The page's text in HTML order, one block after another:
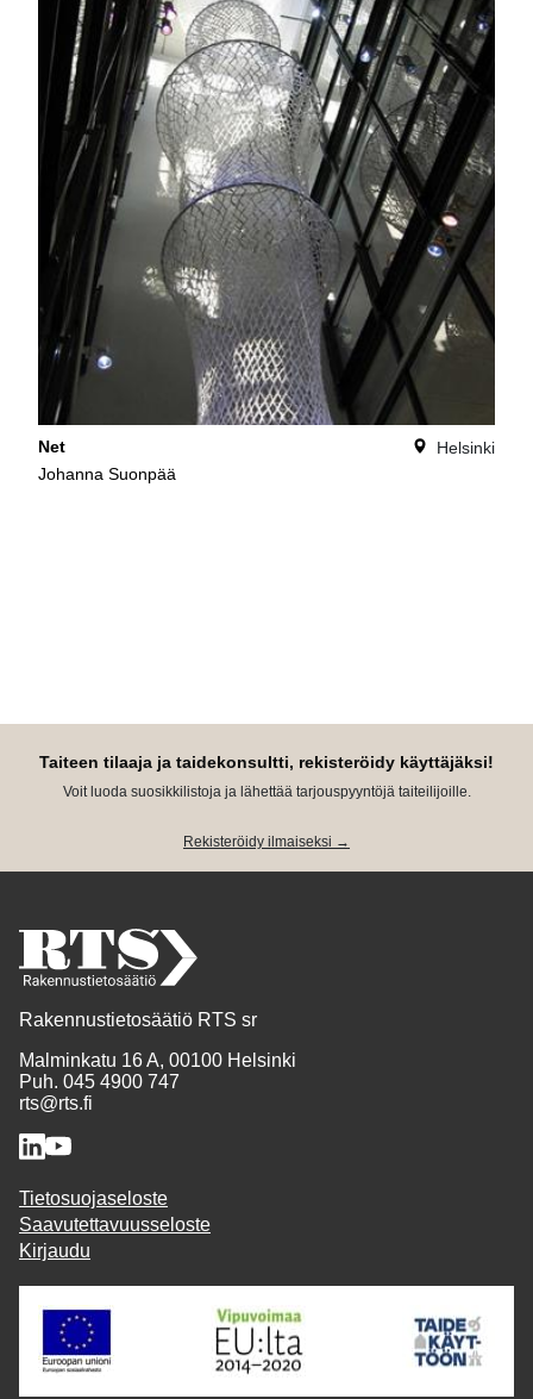
Net
Johanna Suonpää
Helsinki
Taiteen tilaaja ja taidekonsultti, rekisteröidy käyttäjäksi!
Voit luoda suosikkilistoja ja lähettää tarjouspyyntöjä taiteilijoille.
Rekisteröidy ilmaiseksi →
Rakennustietosäätiö RTS sr
Malminkatu 16 A, 00100 Helsinki
Puh. 045 4900 747
rts@rts.fi
Tietosuojaseloste
Saavutettavuusseloste
Kirjaudu